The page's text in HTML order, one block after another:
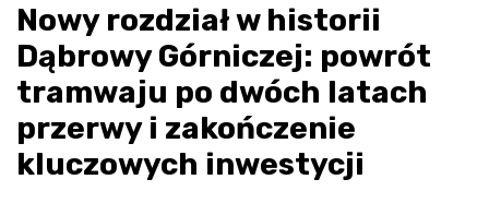
Nowy rozdział w historii
Dąbrowy Górniczej: powrót
tramwaju po dwóch latach
przerwy i zakończenie
kluczowych inwestycji